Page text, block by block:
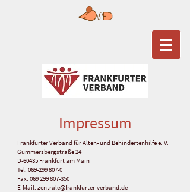
Impressum
Frankfurter Verband für Alten- und Behindertenhilfe e. V.
Gummersbergstraße 24
D-60435 Frankfurt am Main
Tel: 069-299 807-0
Fax: 069 299 807-350
E-Mail: zentrale@frankfurter-verband.de